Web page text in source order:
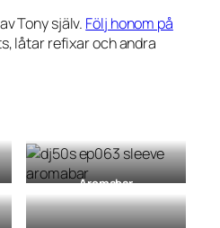
Tony själv. Följ honom på
låtar refixar och andra
Aromabar
Come Back / Voiceless
Messenger[12″, 2001]